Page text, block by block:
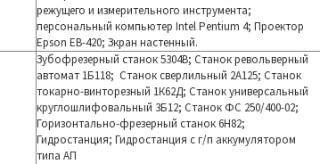
режущего и измерительного инструмента;
персональный компьютер Intel Pentium 4; Проектор
Epson EB-420; Зкран настенный.
Зубофрезерный станок 5304В; Станок револьверный
автомат 1Б118; Станок сверлильный 2А125; Станок
токарно-винторезный 1К62Д; Станок универсальный
круглошлифовальный 3Б12; Станок ФС 250/400-02;
Горизонтально-фрезерный станок6Н82;
Гидростанция; Гидростанция с г/п аккумулятором
типа АП